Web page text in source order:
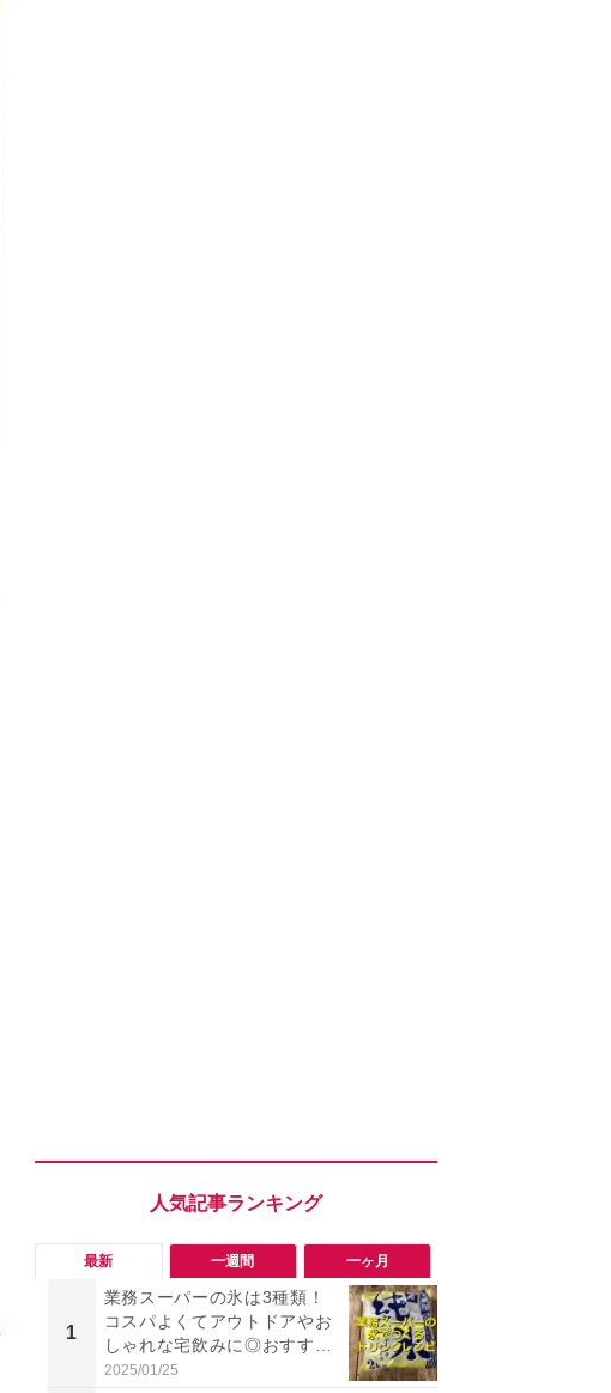
最新 一週間 一ヶ月
1
業務スーパーの氷は3種類！
コスパよくてアウトドアやお
しゃれな宅飲みに◎おすすめ
は2kg「純氷 オーロラアイ
2025/01/25